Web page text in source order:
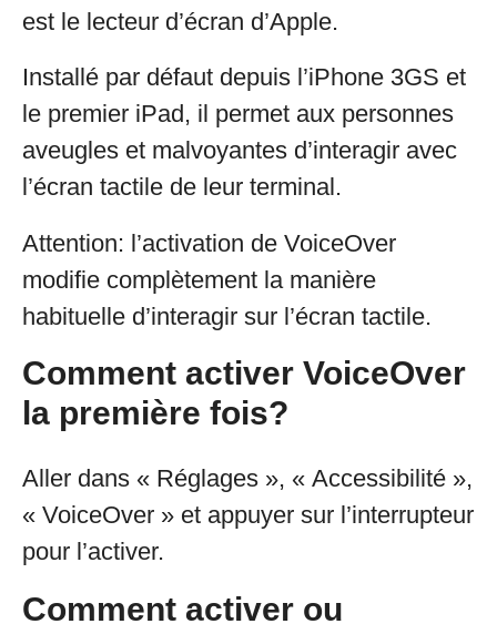
est le lecteur d’écran d’Apple.
Installé par défaut depuis l’iPhone 3GS et
le premier iPad, il permet aux personnes
aveugles et malvoyantes d’interagir avec
l’écran tactile de leur terminal.
Attention: l’activation de VoiceOver
modifie complètement la manière
habituelle d’interagir sur l’écran tactile.
Comment activer VoiceOver
la première fois?
Aller dans « Réglages », « Accessibilité »,
« VoiceOver » et appuyer sur l’interrupteur
pour l’activer.
Comment activer ou